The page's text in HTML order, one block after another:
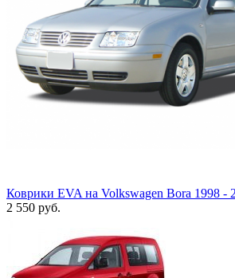
Коврики EVA на Volkswagen Bora 1998 -
2 550 руб.